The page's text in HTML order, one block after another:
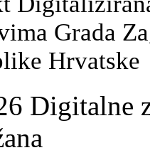
Grada
Hrvatske
Digitalne